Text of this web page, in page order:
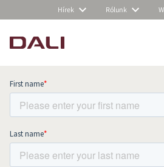
Hírek Rólunk
Subscribe to our
up to date with all news